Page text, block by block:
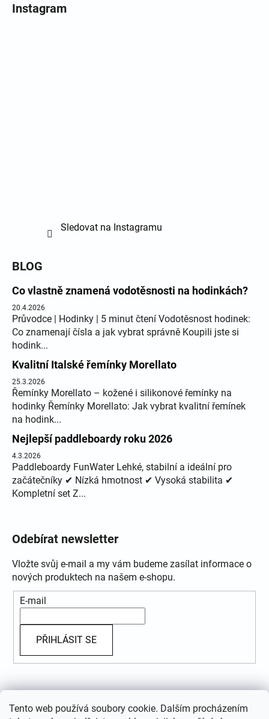
Tento web používá soubory cookie. Dalším procházením
Instagram
Sledovat na Instagramu
BLOG
Co vlastně znamená vodotěsnosti na hodinkách?
20.4.2026
Průvodce | Hodinky | 5 minut čtení Vodotěsnost hodinek:
Co znamenají čísla a jak vybrat správně Koupili jste si
hodink...
Kvalitní Italské řemínky Morellato
25.3.2026
Řemínky Morellato – kožené i silikonové řemínky na
hodinky Řemínky Morellato: Jak vybrat kvalitní řemínek
na hodink...
Nejlepší paddleboardy roku 2026
4.3.2026
Paddleboardy FunWater Lehké, stabilní a ideální pro
začátečníky ✔ Nízká hmotnost ✔ Vysoká stabilita ✔
Kompletní set Z...
Odebírat newsletter
Vložte svůj e-mail a my vám budeme zasílat informace o
nových produktech na našem e-shopu.
E-mail
PŘIHLÁSIT SE